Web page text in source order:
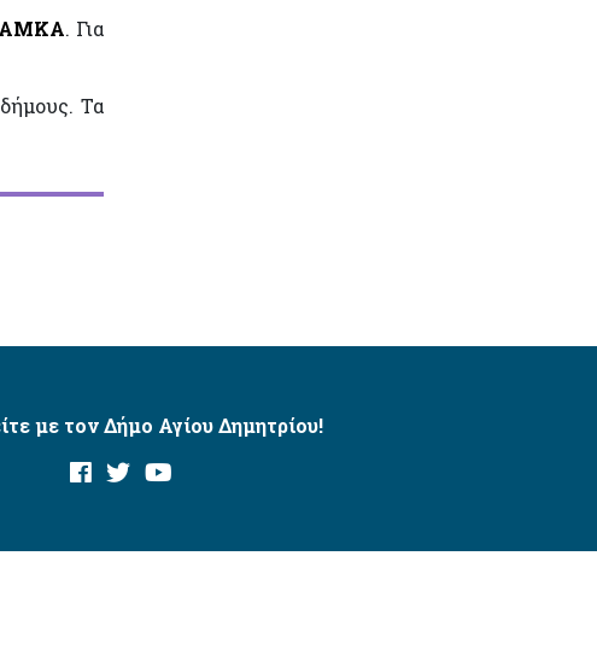
ΑΜΚΑ. Για
Τα
με τον Δήμο Αγίου Δημητρίου!